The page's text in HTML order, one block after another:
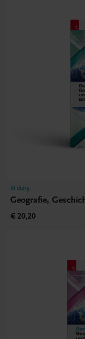
Bildung
Geografie,
€ 20,20